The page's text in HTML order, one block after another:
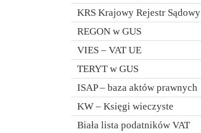
KRS Krajowy Rejestr Sądowy
REGON w GUS
VIES – VAT UE
TERYT w GUS
ISAP – baza aktów prawnych
KW – Księgi wieczyste
Biała lista podatników VAT